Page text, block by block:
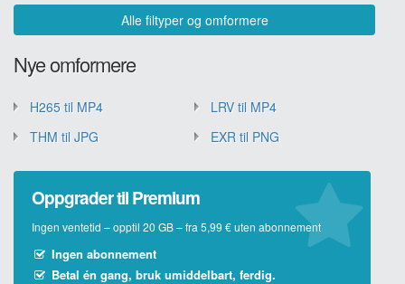
Alle filtyper og omformere
Nye omformere
H265 til MP4
LRV til MP4
THM til JPG
EXR til PNG
Oppgrader til Premium
Ingen ventetid – opptil 20 GB – fra 5,99 € uten abonnement
Ingen abonnement
Betal én gang, bruk umiddelbart, ferdig.